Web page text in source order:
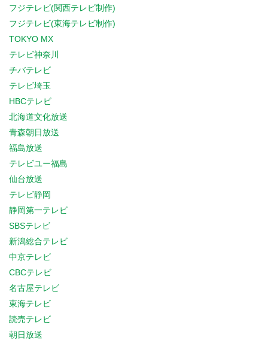
フジテレビ(関西テレビ制作)
フジテレビ(東海テレビ制作)
TOKYO MX
テレビ神奈川
チバテレビ
テレビ埼玉
HBCテレビ
北海道文化放送
青森朝日放送
福島放送
テレビユー福島
仙台放送
テレビ静岡
静岡第一テレビ
SBSテレビ
新潟総合テレビ
中京テレビ
CBCテレビ
名古屋テレビ
東海テレビ
読売テレビ
朝日放送